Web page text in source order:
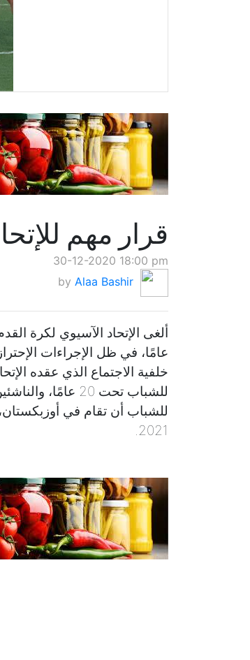
قرار مهم
30-12-2020 18:00 pm
by Alaa Bashir
عامًا، في ظل الإجراءات
خلفية الاجتماع الذي عقده
2021.